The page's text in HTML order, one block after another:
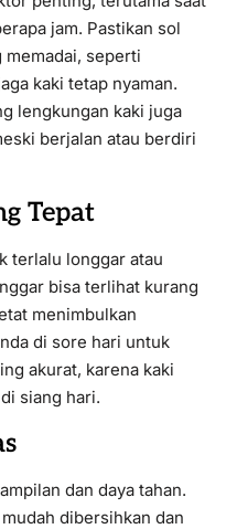
jam. Pastikan sol
memadai, seperti
kaki tetap nyaman.
lengkungan kaki juga
berjalan atau berdiri
Tepat
terlalu longgar atau
bisa terlihat kurang
menimbulkan
di sore hari untuk
akurat, karena kaki
siang hari.
dan daya tahan.
dibersihkan dan